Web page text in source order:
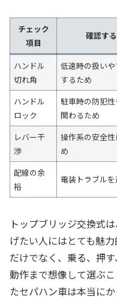
チェック
項目
確認す
ハンドル
切れ角
低速時の扱い
するため
ハンドル
ロック
駐車時の防犯
関わるため
レバー干
渉
操作系の安全
め
配線の余
裕
電装トラブル
トップブリッジ交換式
げたい人にはとても魅
だけでなく、乗る、押
動作まで想像して選ぶ
たセパハン車は本当に